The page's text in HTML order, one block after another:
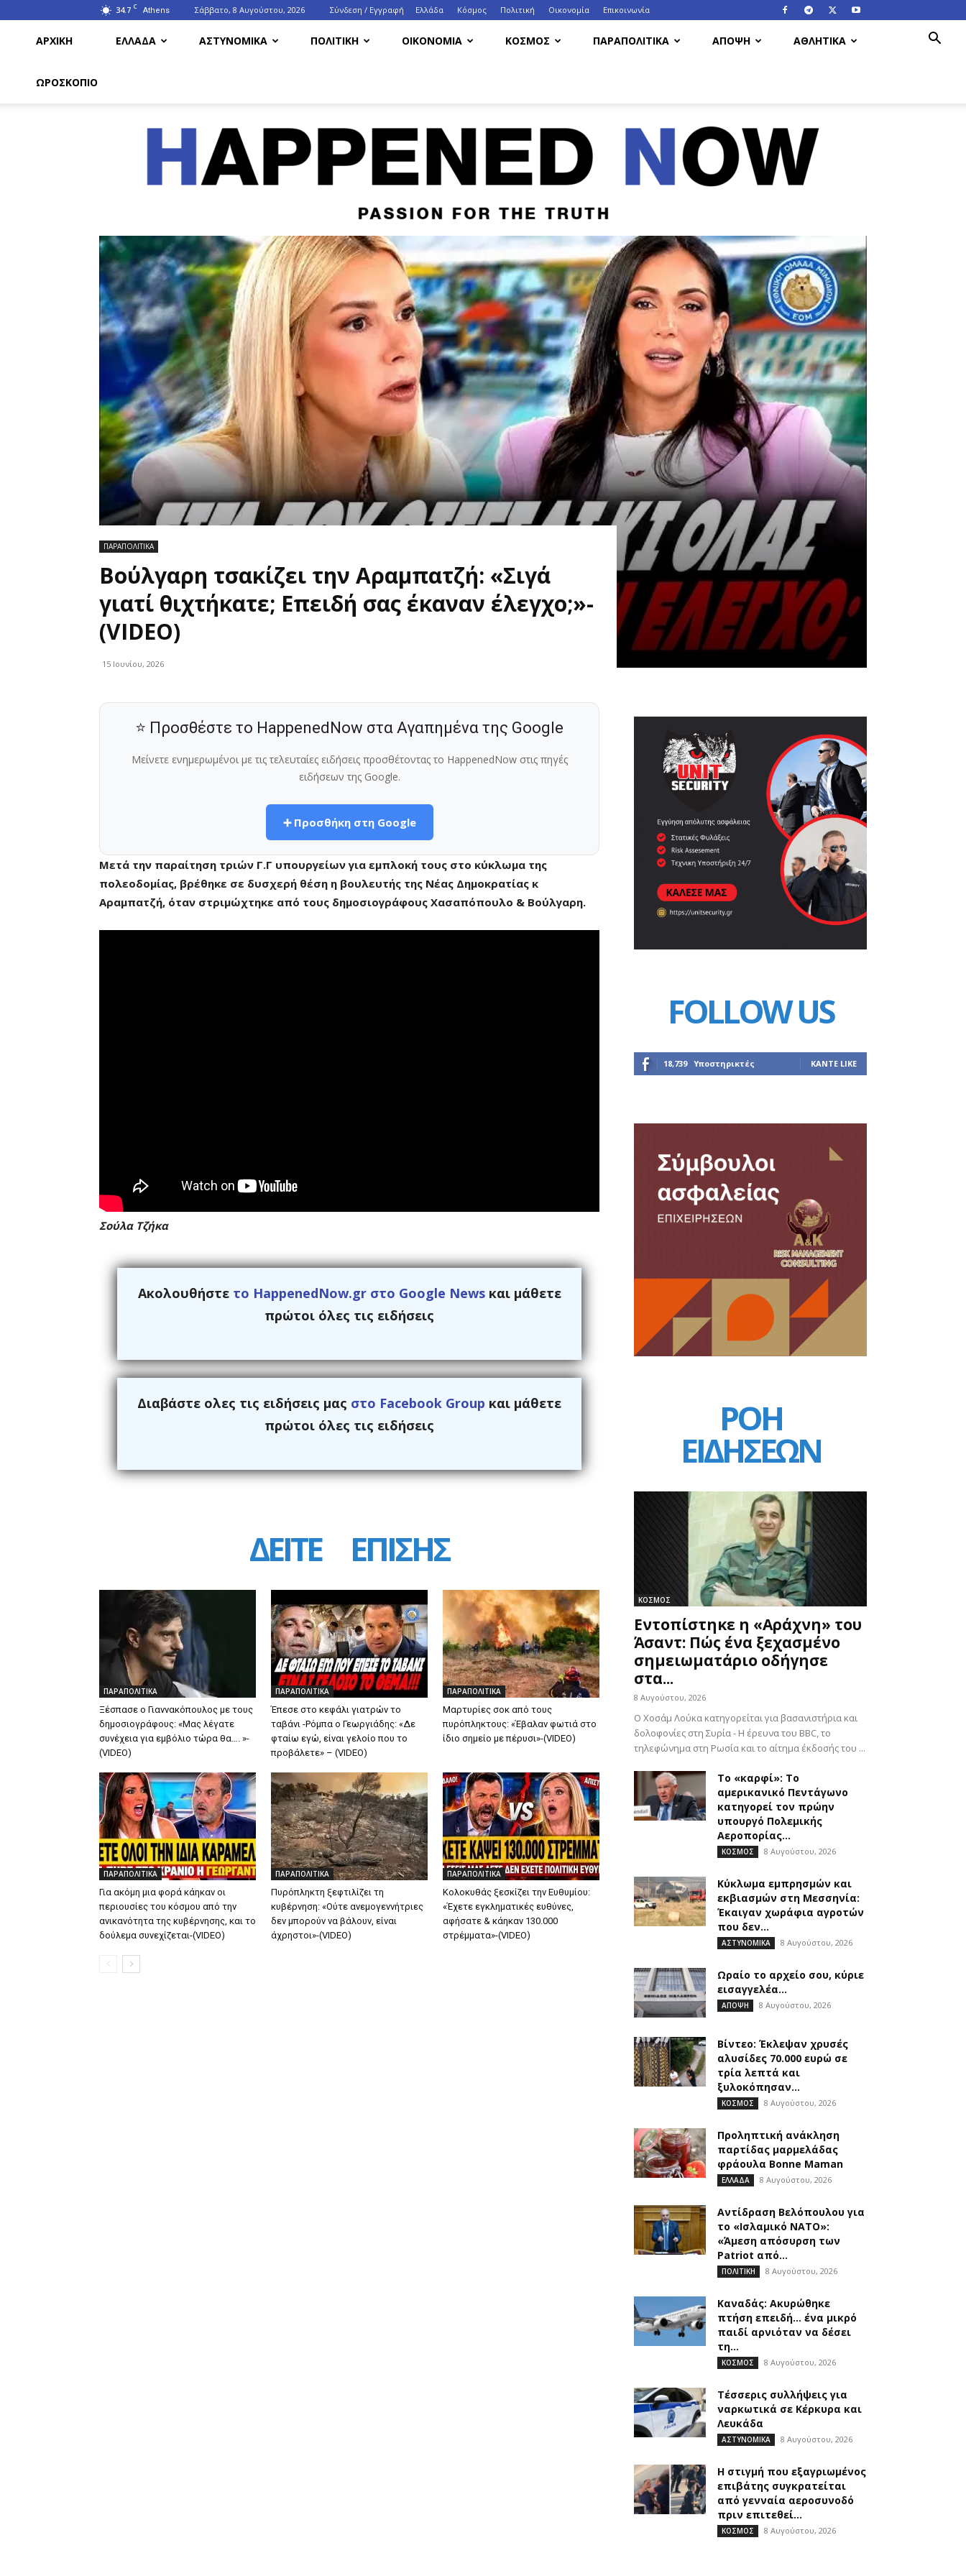
34.7 C Athens Σάββατο, 8 Αυγούστου, 2026 Σύνδεση / Εγγραφή Ελλάδα Κόσμος Πολιτική Οικονομία Eπικοινωνία
ΑΡΧΙΚΗ ΕΛΛΑΔΑ ΑΣΤΥΝΟΜΙΚΑ ΠΟΛΙΤΙΚΗ ΟΙΚΟΝΟΜΙΑ ΚΟΣΜΟΣ ΠΑΡΑΠΟΛΙΤΙΚΑ ΑΠΟΨΗ ΑΘΛΗΤΙΚΑ
ΩΡΟΣΚΟΠΙΟ
HappenedNow.gr
ΠΑΡΑΠΟΛΙΤΙΚΑ
Βούλγαρη τσακίζει την Αραμπατζή: «Σιγά
γιατί θιχτήκατε; Επειδή σας έκαναν έλεγχο;»-
(VIDEO)
15 Ιουνίου, 2026
⭐ Προσθέστε το HappenedNow στα Αγαπημένα της Google
Μείνετε ενημερωμένοι με τις τελευταίες ειδήσεις προσθέτοντας το HappenedNow στις πηγές
ειδήσεων της Google.
➕ Προσθήκη στη Google
Μετά την παραίτηση τριών Γ.Γ υπουργείων για εμπλοκή τους στο κύκλωμα της
πολεοδομίας, βρέθηκε σε δυσχερή θέση η βουλευτής της Νέας Δημοκρατίας κ
Αραμπατζή, όταν στριμώχτηκε από τους δημοσιογράφους Χασαπόπουλο & Βούλγαρη.
Σούλα Τζήκα
Ακολουθήστε το HappenedNow.gr στο Google Newsκαι μάθετε
πρώτοι όλες τις ειδήσεις
Διαβάστε ολες τις ειδήσεις μας στο Facebook Group και μάθετε
πρώτοι όλες τις ειδήσεις
ΔΕΙΤΕ ΕΠΙΣΗΣ
ΠΑΡΑΠΟΛΙΤΙΚΑ
Ξέσπασε ο Γιαννακόπουλος με τους
δημοσιογράφους: «Μας λέγατε
συνέχεια για εμβόλιο τώρα θα…. »-
(VIDEO)
ΠΑΡΑΠΟΛΙΤΙΚΑ
Έπεσε στο κεφάλι γιατρών το
ταβάνι -Ρόμπα ο Γεωργιάδης: «Δε
φταίω εγώ, είναι γελοίο που το
προβάλετε» – (VIDEO)
ΠΑΡΑΠΟΛΙΤΙΚΑ
Μαρτυρίες σοκ από τους
πυρόπληκτους: «Έβαλαν φωτιά στο
ίδιο σημείο με πέρυσι»-(VIDEO)
ΠΑΡΑΠΟΛΙΤΙΚΑ
Για ακόμη μια φορά κάηκαν οι
περιουσίες του κόσμου από την
ανικανότητα της κυβέρνησης, και το
δούλεμα συνεχίζεται-(VIDEO)
ΠΑΡΑΠΟΛΙΤΙΚΑ
Πυρόπληκτη ξεφτιλίζει τη
κυβέρνηση: «Ούτε ανεμογεννήτριες
δεν μπορούν να βάλουν, είναι
άχρηστοι»-(VIDEO)
ΠΑΡΑΠΟΛΙΤΙΚΑ
Κολοκυθάς ξεσκίζει την Ευθυμίου:
«Έχετε εγκληματικές ευθύνες,
αφήσατε & κάηκαν 130.000
στρέμματα»-(VIDEO)
FOLLOW US
18,739 Υποστηρικτές ΚΆΝΤΕ LIKE
ΡΟΗ
ΕΙΔΗΣΕΩΝ
ΚΟΣΜΟΣ
Εντοπίστηκε η «Αράχνη» του
Άσαντ: Πώς ένα ξεχασμένο
σημειωματάριο οδήγησε
στα...
8 Αυγούστου, 2026
Ο Χοσάμ Λούκα κατηγορείται για βασανιστήρια και
δολοφονίες στη Συρία - Η έρευνα του BBC, το
τηλεφώνημα στη Ρωσία και το αίτημα έκδοσής του ...
Το «καρφί»: Το
αμερικανικό Πεντάγωνο
κατηγορεί τον πρώην
υπουργό Πολεμικής
Αεροπορίας...
ΚΟΣΜΟΣ 8 Αυγούστου, 2026
Kύκλωμα εμπρησμών και
εκβιασμών στη Μεσσηνία:
Έκαιγαν χωράφια αγροτών
που δεν...
ΑΣΤΥΝΟΜΙΚΑ 8 Αυγούστου, 2026
Ωραίο το αρχείο σου, κύριε
εισαγγελέα…
ΑΠΟΨΗ 8 Αυγούστου, 2026
Βίντεο: Έκλεψαν χρυσές
αλυσίδες 70.000 ευρώ σε
τρία λεπτά και
ξυλοκόπησαν...
ΚΟΣΜΟΣ 8 Αυγούστου, 2026
Προληπτική ανάκληση
παρτίδας μαρμελάδας
φράουλα Bonne Maman
ΕΛΛΑΔΑ 8 Αυγούστου, 2026
Αντίδραση Βελόπουλου για
το «Ισλαμικό ΝΑΤΟ»:
«Άμεση απόσυρση των
Patriot από...
ΠΟΛΙΤΙΚΗ 8 Αυγούστου, 2026
Καναδάς: Ακυρώθηκε
πτήση επειδή… ένα μικρό
παιδί αρνιόταν να δέσει
τη...
ΚΟΣΜΟΣ 8 Αυγούστου, 2026
Τέσσερις συλλήψεις για
ναρκωτικά σε Κέρκυρα και
Λευκάδα
ΑΣΤΥΝΟΜΙΚΑ 8 Αυγούστου, 2026
Η στιγμή που εξαγριωμένος
επιβάτης συγκρατείται
από γενναία αεροσυνοδό
πριν επιτεθεί...
ΚΟΣΜΟΣ 8 Αυγούστου, 2026